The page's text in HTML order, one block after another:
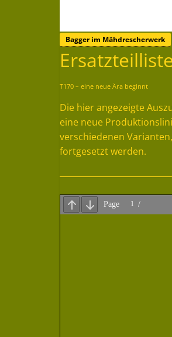
Bagger im Mähdrescherwerk
T170 – eine neue Ära beginnt
Die hier angezeigte
eine neue
verschiedenen
fortgesetzt werden.